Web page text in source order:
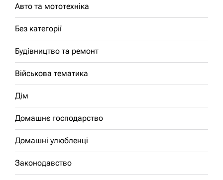
Авто та мототехніка
Без категорії
Будівництво та ремонт
Військова тематика
Дім
Домашнє господарство
Домашні улюбленці
Законодавство